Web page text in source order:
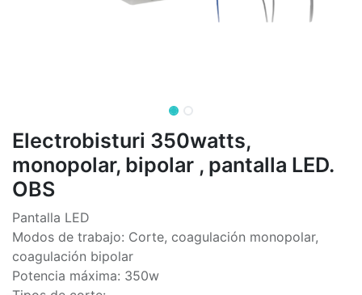
Electrobisturi 350watts,
monopolar, bipolar , pantalla LED.
OBS
Pantalla LED
Modos de trabajo: Corte, coagulación monopolar,
coagulación bipolar
Potencia máxima: 350w